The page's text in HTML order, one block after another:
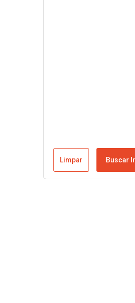
Limpar Buscar